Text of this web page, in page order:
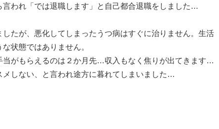
言われ「では退職します」と自己都合退職をしました…
たが、悪化してしまったうつ病はすぐに治りません。生活
状態ではありません。
当がもらえるのは２か月先…収入もなく焦りが出てきます…
しない、と言われ途方に暮れてしまいました…